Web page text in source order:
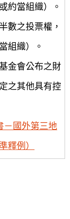
約當組織）。
數之投票權，
組織）。
金會公布之財
之其他具有控
－國外第三地
釋例）